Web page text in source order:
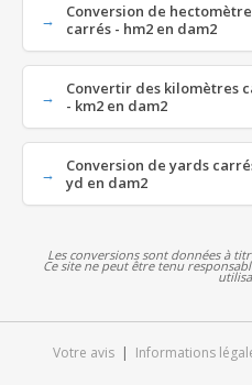
Conversion de
carrés - hm2 en dam2
Convertir des kilomètres
- km2 en dam2
Conversion de yards
yd en dam2
Les conversions sont données à
Ce site ne peut être tenu
Votre avis | Informations